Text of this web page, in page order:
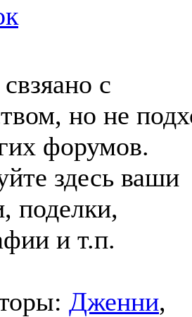
с
но не
форумов.
здесь ваши
поделки,
и т.п.
Дженни,